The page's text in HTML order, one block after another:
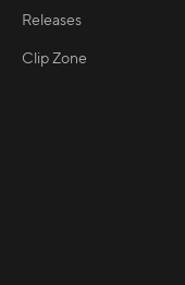
Releases
Clip Zone